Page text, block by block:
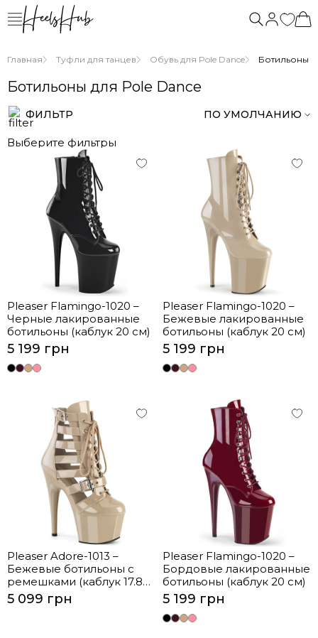
Главная Туфли для танцев Обувь для Pole Dance Ботильоны
Ботильоны для Pole Dance
ФИЛЬТР ПО УМОЛЧАНИЮ
Выберите фильтры
Pleaser Flamingo-1020 –
Черные лакированные
ботильоны (каблук 20 см)
5 199 грн
Pleaser Flamingo-1020 –
Бежевые лакированные
ботильоны (каблук 20 см)
5 199 грн
Pleaser Adore-1013 –
Бежевые ботильоны с
ремешками (каблук 17.8
см)
5 099 грн
Pleaser Flamingo-1020 –
Бордовые лакированные
ботильоны (каблук 20 см)
5 199 грн